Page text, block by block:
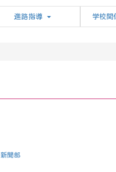
進路指導 学校関
新聞部